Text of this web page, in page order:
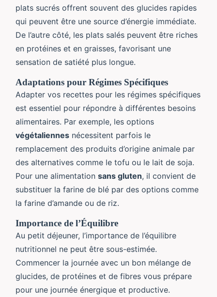
plats sucrés offrent souvent des glucides rapides
qui peuvent être une source d’énergie immédiate.
De l’autre côté, les plats salés peuvent être riches
en protéines et en graisses, favorisant une
sensation de satiété plus longue.
Adaptations pour Régimes Spécifiques
Adapter vos recettes pour les régimes spécifiques
est essentiel pour répondre à différentes besoins
alimentaires. Par exemple, les options
végétaliennes nécessitent parfois le
remplacement des produits d’origine animale par
des alternatives comme le tofu ou le lait de soja.
Pour une alimentation sans gluten, il convient de
substituer la farine de blé par des options comme
la farine d’amande ou de riz.
Importance de l’Équilibre
Au petit déjeuner, l’importance de l’équilibre
nutritionnel ne peut être sous-estimée.
Commencer la journée avec un bon mélange de
glucides, de protéines et de fibres vous prépare
pour une journée énergique et productive.